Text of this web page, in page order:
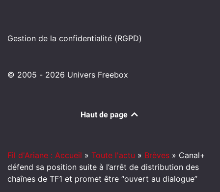
Gestion de la confidentialité (RGPD)
© 2005 - 2026 Univers Freebox
Haut de page
Fil d'Ariane : Accueil » Toute l'actu » Brèves » Canal+
défend sa position suite à l’arrêt de distribution des
chaînes de TF1 et promet être “ouvert au dialogue”